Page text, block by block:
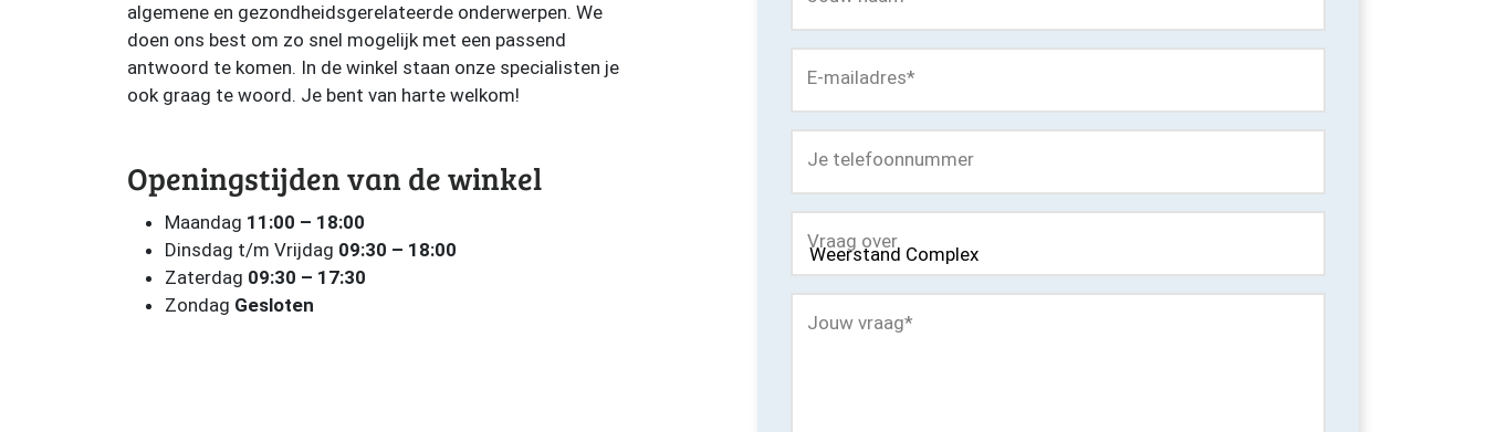
algemene en gezondheidsgerelateerde onderwerpen. We
doen ons best om zo snel mogelijk met een passend
antwoord te komen. In de winkel staan onze specialisten je
ook graag te woord. Je bent van harte welkom!
Openingstijden van de winkel
Maandag 11:00 – 18:00
Dinsdag t/m Vrijdag 09:30 – 18:00
Zaterdag 09:30 – 17:30
Zondag Gesloten
E-mailadres*
Je telefoonnummer
Vraag over
Jouw vraag*